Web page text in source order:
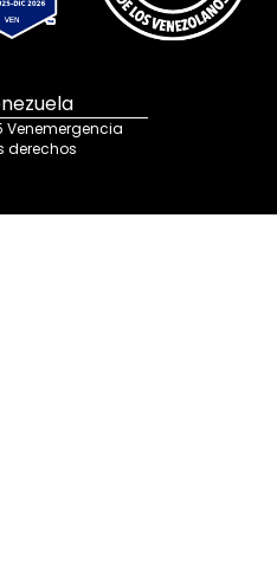
Venemergencia
derechos